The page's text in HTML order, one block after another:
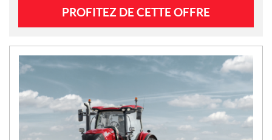
N
O
U
V
E
L